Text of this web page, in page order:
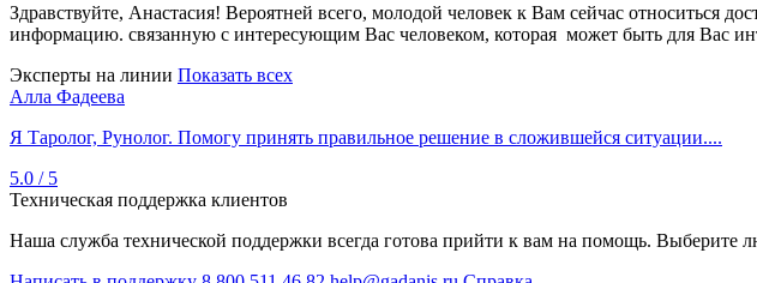
Здравствуйте, Анастасия! Вероятней всего, молодой человек к Вам сейчас
информацию. связанную с интересующим Вас человеком, которая может быть для Вас
Эксперты на линии Показать всех
Алла Фадеева
Я Таролог, Рунолог. Помогу принять правильное решение в сложившейся ситуации....
5.0 / 5
Техническая поддержка клиентов
Наша служба технической поддержки всегда готова прийти к вам на помощь.